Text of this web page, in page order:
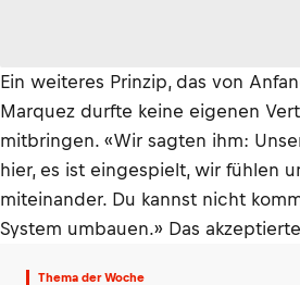
Ein weiteres Prinzip, das von
Marquez durfte keine eigenen
mitbringen. «Wir sagten ihm:
hier, es ist eingespielt, wir fühlen
miteinander. Du kannst nicht
System umbauen.» Das
Thema der Woche